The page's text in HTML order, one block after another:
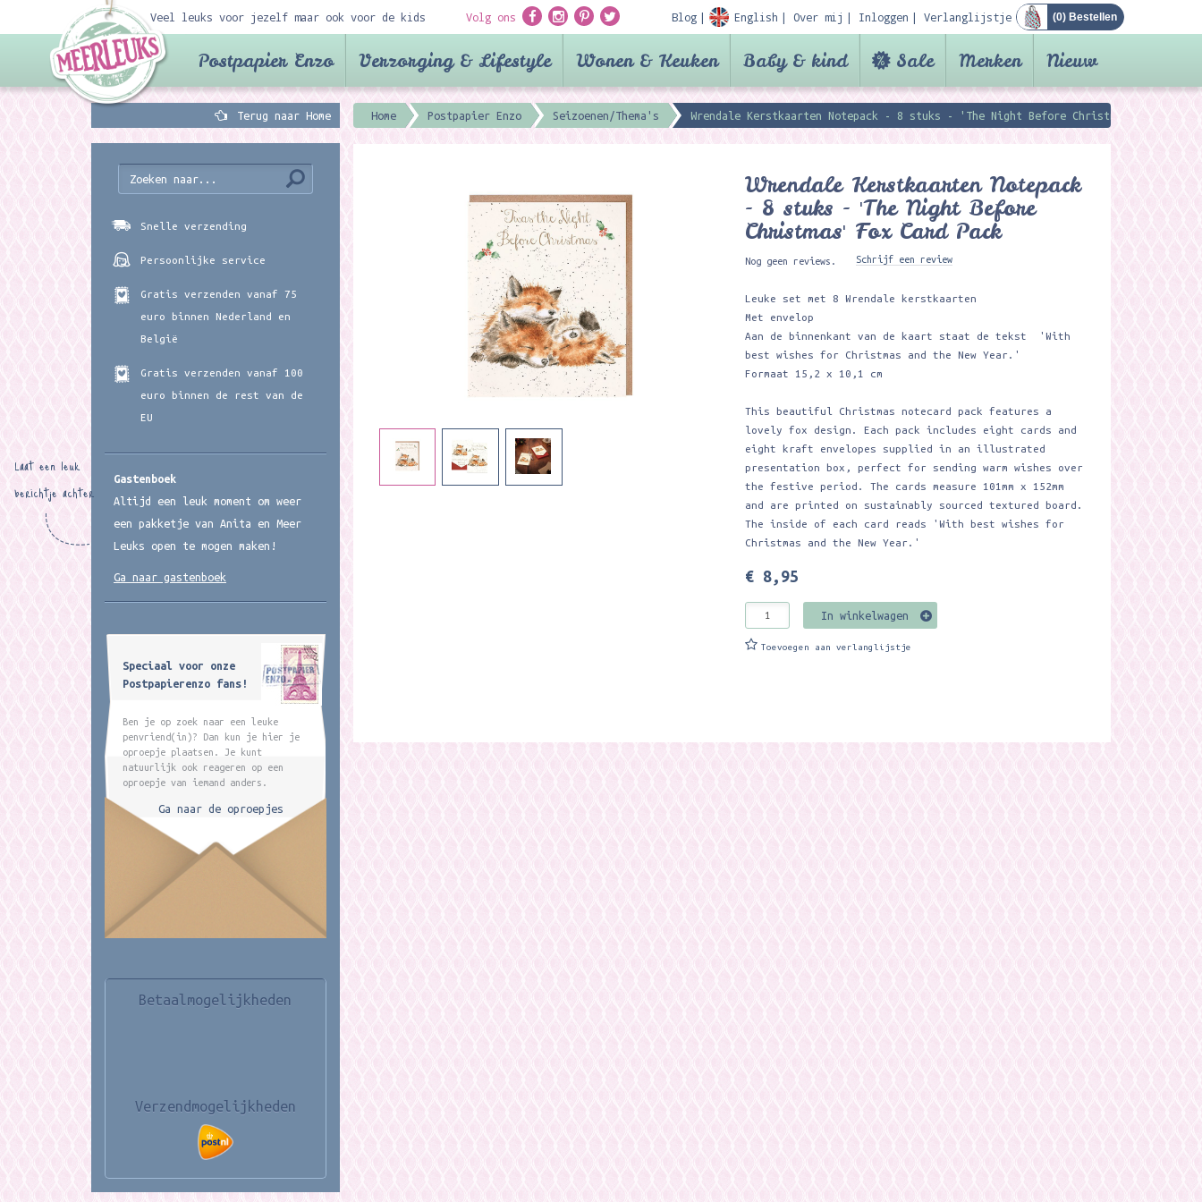
Veel leuks voor jezelf maar ook voor de kids Volg ons Blog English Over mij Inloggen Verlanglijstje (0) Bestellen
Postpapier Enzo Verzorging & Lifestyle Wonen & Keuken Baby & kind Sale Merken Nieuw
Terug naar Home Home Postpapier Enzo Seizoenen/Thema's Wrendale Kerstkaarten Notepack - 8 stuks - 'The Night Before Christmas' Fox Card
Wrendale Kerstkaarten Notepack
- 8 stuks - 'The Night Before
Christmas' Fox Card Pack
Nog geen reviews. Schrijf een review
Leuke set met 8 Wrendale kerstkaarten
Met envelop
Aan de binnenkant van de kaart staat de tekst 'With
best wishes for Christmas and the New Year.'
Formaat 15,2 x 10,1 cm
This beautiful Christmas notecard pack features a
lovely fox design. Each pack includes eight cards and
eight kraft envelopes supplied in an illustrated
presentation box, perfect for sending warm wishes over
the festive period. The cards measure 101mm x 152mm
and are printed on sustainably sourced textured board.
The inside of each card reads 'With best wishes for
Christmas and the New Year.'
€ 8,95
In winkelwagen
Toevoegen aan verlanglijstje
Snelle verzending
Persoonlijke service
Gratis verzenden vanaf 75
euro binnen Nederland en
België
Gratis verzenden vanaf 100
euro binnen de rest van de
EU
Gastenboek
Altijd een leuk moment om weer
een pakketje van Anita en Meer
Leuks open te mogen maken!
Laat een leuk
berichtje achter
Ga naar gastenboek
Speciaal voor onze
Postpapierenzo fans!
Ben je op zoek naar een leuke
penvriend(in)? Dan kun je hier je
oproepje plaatsen. Je kunt
natuurlijk ook reageren op een
oproepje van iemand anders.
Ga naar de oproepjes
Betaalmogelijkheden
Verzendmogelijkheden